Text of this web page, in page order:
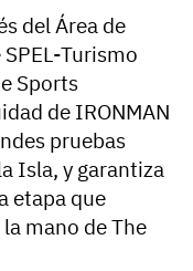
del Área de
Turismo
Sports
de IRONMAN
pruebas
Isla, y garantiza
etapa que
mano de The